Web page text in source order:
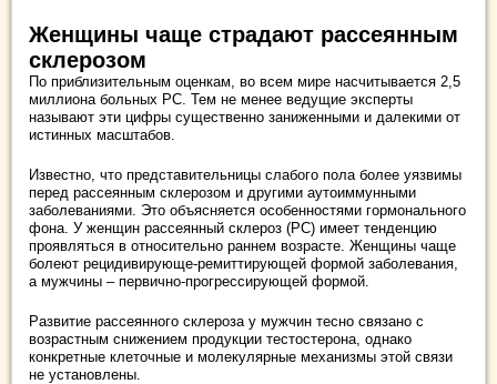
Женщины чаще страдают рассеянным
склерозом
По приблизительным оценкам, во всем мире насчитывается 2,5
миллиона больных РС. Тем не менее ведущие эксперты
называют эти цифры существенно заниженными и далекими от
истинных масштабов.
Известно, что представительницы слабого пола более уязвимы
перед рассеянным склерозом и другими аутоиммунными
заболеваниями. Это объясняется особенностями гормонального
фона. У женщин рассеянный склероз (РС) имеет тенденцию
проявляться в относительно раннем возрасте. Женщины чаще
болеют рецидивирующе-ремиттирующей формой заболевания,
а мужчины – первично-прогрессирующей формой.
Развитие рассеянного склероза у мужчин тесно связано с
возрастным снижением продукции тестостерона, однако
конкретные клеточные и молекулярные механизмы этой связи
не установлены.